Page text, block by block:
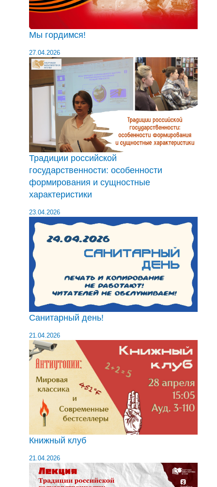
Мы гордимся!
27.04.2026
Традиции российской
государственности: особенности
формирования и сущностные
характеристики
23.04.2026
Санитарный день!
21.04.2026
Книжный клуб
21.04.2026